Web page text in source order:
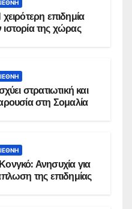
επιδημία
της χώρας
στρατιωτική και
στη Σομαλία
Ανησυχία για
της επιδημίας